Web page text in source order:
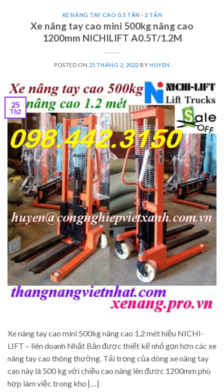
XE NÂNG TAY CAO 0.5 TẤN - 2 TẤN
Xe nâng tay cao mini 500kg nâng cao
1200mm NICHILIFT A0.5T/1.2M
POSTED ON 25 THÁNG 2, 2022 BY HUYEN
25
Th2
Xe nâng tay cao mini 500kg nâng cao 1.2 mét hiệu NICHI-
LIFT – liên doanh Nhật Bản được thiết kế nhỏ gọn hơn các xe
nâng tay cao thông thường. Tải trọng của dòng xe nâng tay
cao này là 500 kg với chiều cao nâng lên đươc 1200mm phù
hợp làm việc trong kho […]